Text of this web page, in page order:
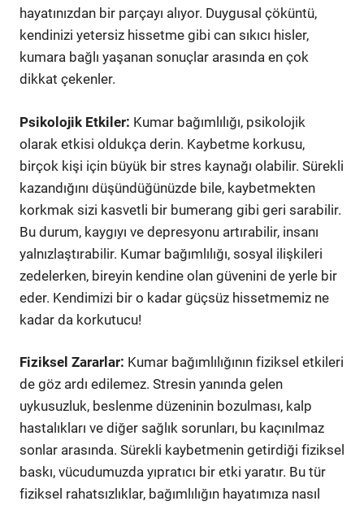
hayatınızdan bir parçayı alıyor. Duygusal çöküntü,
kendinizi yetersiz hissetme gibi can sıkıcı hisler,
kumara bağlı yaşanan sonuçlar arasında en çok
dikkat çekenler.
Psikolojik Etkiler: Kumar bağımlılığı, psikolojik
olarak etkisi oldukça derin. Kaybetme korkusu,
birçok kişi için büyük bir stres kaynağı olabilir. Sürekli
kazandığını düşündüğünüzde bile, kaybetmekten
korkmak sizi kasvetli bir bumerang gibi geri sarabilir.
Bu durum, kaygıyı ve depresyonu artırabilir, insanı
yalnızlaştırabilir. Kumar bağımlılığı, sosyal ilişkileri
zedelerken, bireyin kendine olan güvenini de yerle bir
eder. Kendimizi bir o kadar güçsüz hissetmemiz ne
kadar da korkutucu!
Fiziksel Zararlar: Kumar bağımlılığının fiziksel etkileri
de göz ardı edilemez. Stresin yanında gelen
uykusuzluk, beslenme düzeninin bozulması, kalp
hastalıkları ve diğer sağlık sorunları, bu kaçınılmaz
sonlar arasında. Sürekli kaybetmenin getirdiği fiziksel
baskı, vücudumuzda yıpratıcı bir etki yaratır. Bu tür
fiziksel rahatsızlıklar, bağımlılığın hayatımıza nasıl